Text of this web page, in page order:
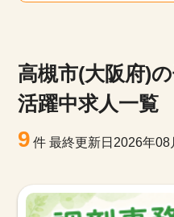
見学会・イベント情報
お知らせ
高槻市(大阪府)
活躍中求人一覧
9 件最終更新日2026年08
甲信越・北陸
九州・沖縄